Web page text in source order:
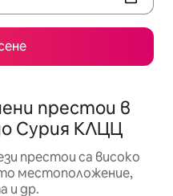
престои в
Сурия КЛЦЦ
престои са високо
местоположение,
и др.